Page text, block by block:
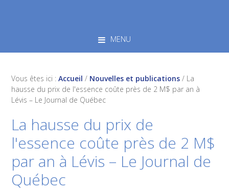
MENU
Vous êtes ici :Accueil / Nouvelles et publications / La
hausse du prix de l'essence coûte près de 2 M$ par an à
Lévis – Le Journal de Québec
La hausse du prix de
l'essence coûte près de 2 M$
par an à Lévis – Le Journal de
Québec